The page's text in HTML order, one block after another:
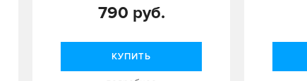
790 руб.
КУПИТЬ